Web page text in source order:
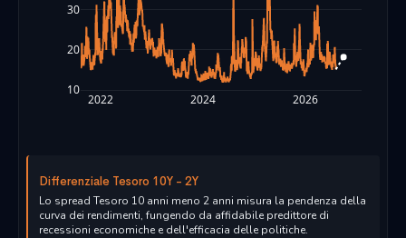
2022 2024 2026
10
20
30
Differenziale Tesoro 10Y - 2Y
Lo spread Tesoro 10 anni meno 2 anni misura la pendenza della
curva dei rendimenti, fungendo da affidabile predittore di
recessioni economiche e dell'efficacia delle politiche.